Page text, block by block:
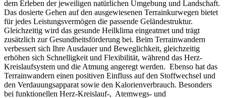
dem Erleben der jeweiligen natürlichen Umgebung und Landschaft.
Das dosierte Gehen auf den ausgewiesenen Terrainkurwegen bietet
für jedes Leistungsvermögen die passende Geländestruktur.
Gleichzeitig wird das gesunde Heilklima eingeatmet und trägt
zusätzlich zur Gesundheitsförderung bei. Beim Terrainwandern
verbessert sich Ihre Ausdauer und Beweglichkeit, gleichzeitig
erhöhen sich Schnelligkeit und Flexibilität, während das Herz-
Kreislaufsystem und die Atmung angeregt werden. Ebenso hat das
Terrainwandern einen positiven Einfluss auf den Stoffwechsel und
den Verdauungsapparat sowie den Kalorienverbrauch. Besonders
bei funktionellen Herz-Kreislauf-, Atemwegs- und